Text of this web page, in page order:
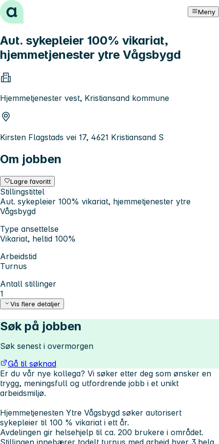
Hopp til innhold Meny
Aut. sykepleier 100% vikariat,
hjemmetjenester ytre Vågsbygd
Hjemmetjenester vest, Kristiansand kommune
Kirsten Flagstads vei 17, 4621 Kristiansand S
Om jobben
Lagre favoritt
Stillingstittel
Aut. sykepleier 100% vikariat, hjemmetjenester ytre
Vågsbygd
Type ansettelse
Vikariat, heltid 100%
Arbeidstid
Turnus
Antall stillinger
1
Vis flere detaljer
Søk på jobben
Søk senest i overmorgen
Gå til søknad
Er du vår nye kollega? Vi søker etter deg som ønsker en
trygg, meningsfull og utfordrende jobb i et unikt
arbeidsmiljø.
Hjemmetjenesten Ytre Vågsbygd søker autorisert
sykepleier til 100 % vikariat i ett år.
Avdelingen gir helsehjelp til ca. 200 brukere i området.